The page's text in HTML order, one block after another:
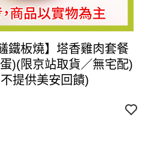
鐵板燒】塔香雞肉套餐
)(限京站取貨／無宅配)
提供美安回饋)